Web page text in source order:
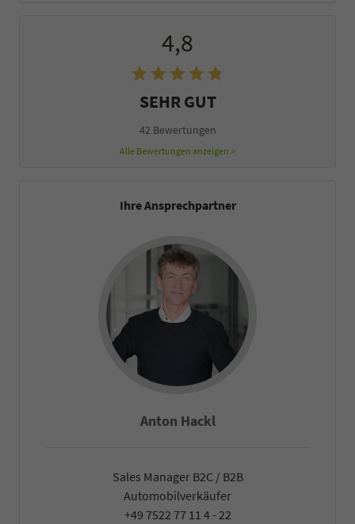
4,8
SEHR GUT
42 Bewertungen
Alle Bewertungen anzeigen >
Ihre Ansprechpartner
Falco Heck
Sales Manager B2C / B2B
Automobilverkäufer
+49 7522 77 11 4 - 22